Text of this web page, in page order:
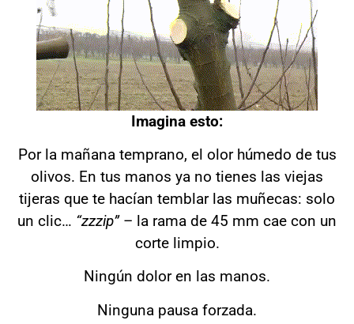
Imagina esto:
Por la mañana temprano, el olor húmedo de tus
olivos. En tus manos ya no tienes las viejas
tijeras que te hacían temblar las muñecas: solo
un clic… “zzzip”– la rama de 45 mm cae con un
corte limpio.
Ningún dolor en las manos.
Ninguna pausa forzada.